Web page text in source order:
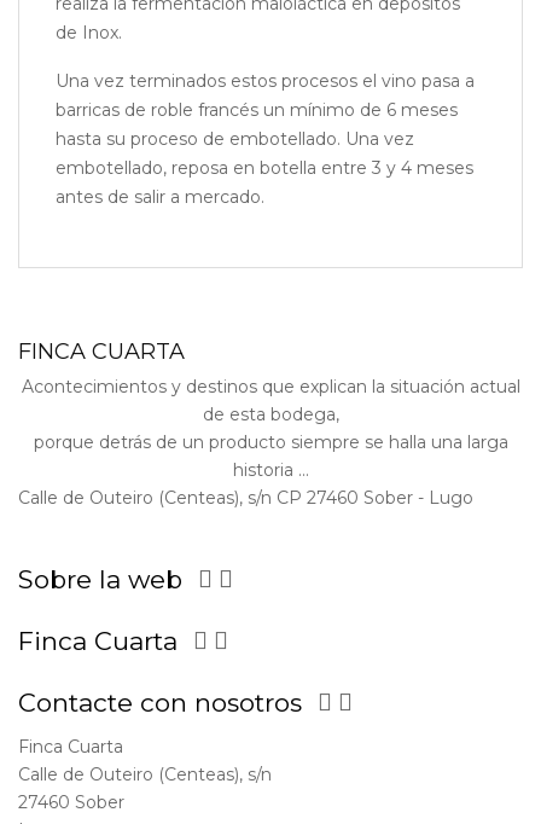
de Inox.
Una vez terminados estos procesos el vino pasa a
barricas de roble francés un mínimo de 6 meses
hasta su proceso de embotellado. Una vez
embotellado, reposa en botella entre 3 y 4 meses
antes de salir a mercado.
FINCA CUARTA
Acontecimientos y destinos que explican la situación actual
de esta bodega,
porque detrás de un producto siempre se halla una larga
historia ...
Calle de Outeiro (Centeas), s/n CP 27460 Sober - Lugo
Sobre la web  
Finca Cuarta  
Contacte con nosotros  
Finca Cuarta
Calle de Outeiro (Centeas), s/n
27460 Sober